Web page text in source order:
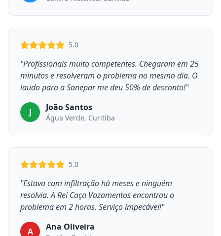
5.0
"Profissionais muito competentes. Chegaram em 25
minutos e resolveram o problema no mesmo dia. O
laudo para a Sanepar me deu 50% de desconto!"
J João Santos
Água Verde, Curitiba
5.0
"Estava com infiltração há meses e ninguém
resolvia. A Rei Caça Vazamentos encontrou o
problema em 2 horas. Serviço impecável!"
A Ana Oliveira